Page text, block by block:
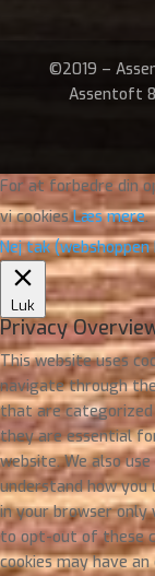
©2019 –
Assentoft
For at forbedre din
vi cookiesLæs mere.
Nej tak
Luk
Privacy
This website uses
navigate through
that are categorized
they are essential
website. We also
understand how you
in your browser only
to opt-out of these
cookies may have